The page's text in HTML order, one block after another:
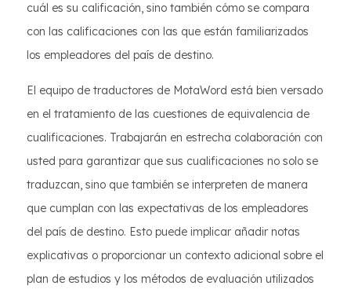
cuál es su calificación, sino también cómo se compara
con las calificaciones con las que están familiarizados
los empleadores del país de destino.
El equipo de traductores de MotaWord está bien versado
en el tratamiento de las cuestiones de equivalencia de
cualificaciones. Trabajarán en estrecha colaboración con
usted para garantizar que sus cualificaciones no solo se
traduzcan, sino que también se interpreten de manera
que cumplan con las expectativas de los empleadores
del país de destino. Esto puede implicar añadir notas
explicativas o proporcionar un contexto adicional sobre el
plan de estudios y los métodos de evaluación utilizados